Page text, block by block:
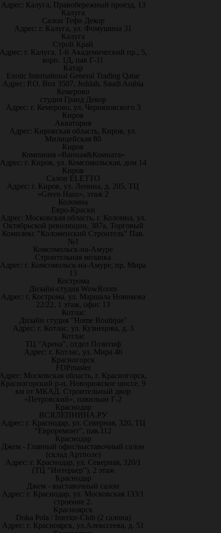
Адрес: Калуга, Правобережный проезд, 13
Калуга
Салон Тефи Декор
Адрес: г. Калуга, ул. Фомушина 31
Калуга
Строй Край
г. Калуга, 1-й Академический пр., 5,
корп. 1Д, пав Г-11
Катар
Exotic International General Trading Qatar
Адрес: P.O. Box 3507, Jeddah, Saudi Arabia
Кемерово
студия Гранд Декор
Адрес: г. Кемерово, ул. Черняховского 3
Киров
Акватория
Адрес: Кировская область, Киров, ул.
Милицейская 80
Киров
Компания «Ванная&Комната»
Адрес: г. Киров, ул. Комсомольская, дом 14
Киров
Салон ELETTO
Адрес: г. Киров, ул. Ленина, д. 205, ТЦ
«Green Haus», этаж 2
Коломна
Евро-Краски
Адрес: Московская область, г. Коломна, ул.
Октябрьской революции, 387а, Торговый
Комплекс "Коломенский Строитель" Пав.
№1
Комсомольск-на-Амуре
Строительная мозаика
Адрес: г. Комсомольск-на-Амуре, пр. Мира
13
Кострома
Дизайн-студия WowRoom
Адрес: г. Кострома, ул. Маршала Новикова
22/22, 1 этаж, офис 13
Котлас
Дизайн студия "Home Boutique"
Адрес: г. Котлас, ул. Кузнецова, д. 3
Котлас
ТЦ "Арена", отдел Позитиф
Адрес: г. Котлас, ул. Мира 46
Красногорск
FDPmaster
Московская область, г. Красногорск,
Красногорский р-н, Новорижское шоссе, 9
км от МКАД. Строительный двор
«Петровский», павильон Г-2
Краснодар
ВСЯЛЕПНИНА.РУ
Адрес: г. Краснодар, ул. Северная, 320, ТЦ
"Евроремонт", пав.112
Краснодар
Джем - Главный офис/выставочный салон
(склад Артполе)
Адрес: г. Краснодар, ул. Северная, 320/1
(ТЦ "Интерьер"), 2 этаж
Краснодар
Джем - выставочный салон
Адрес: г. Краснодар, ул. Московская 133/1
строение 2.
Красноярск
Doka Pola / Interior-Club (2 салона)
Адрес: г. Красноярск, ул.Алекссеева, д. 51